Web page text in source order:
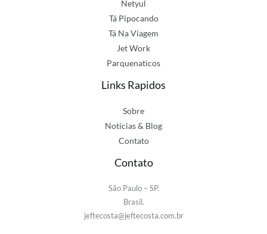
Netyul
Tá Pipocando
Tá Na Viagem
Jet Work
Parquenaticos
Links Rapidos
Sobre
Notícias & Blog
Contato
Contato
São Paulo – SP.
Brasil.
jeftecosta@jeftecosta.com.br